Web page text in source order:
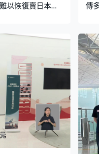
以恢復賣日本水
宣布排放核污水
責人說：「純日
不多40％。日本
吃的三文魚都不
，或者別的蝦類
國、還有俄羅
過即使改用其他
量。「客戶長時
(不同)。有些品項
流水銷售會降很
傳